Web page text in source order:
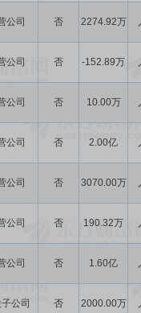
公司 否 2274.92万
公司 否 -152.89万
公司 否 10.00万
公司 否 2.00亿
公司 否 3070.00万
公司 否 190.32万
公司 否 1.60亿
公司 否 2000.00万